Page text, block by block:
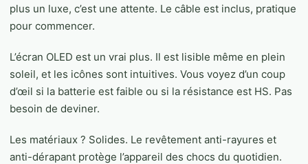
plus un luxe, c’est une attente. Le câble est inclus, pratique
pour commencer.
L’écran OLED est un vrai plus. Il est lisible même en plein
soleil, et les icônes sont intuitives. Vous voyez d’un coup
d’œil si la batterie est faible ou si la résistance est HS. Pas
besoin de deviner.
Les matériaux ? Solides. Le revêtement anti-rayures et
anti-dérapant protège l’appareil des chocs du quotidien.